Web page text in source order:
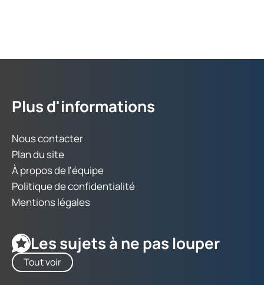
Plus d'informations
Nous contacter
Plan du site
À propos de l'équipe
Politique de confidentialité
Mentions légales
Les sujets à ne pas louper
Tout voir